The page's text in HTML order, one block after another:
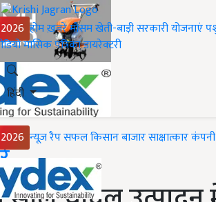
होमख़बरेंमौसमखेती-बाड़ीसरकारी योजनाएं
मासिक पत्रिकाडायरेक्टरी
हिंदी
न्यूज़ रैपसफल किसानबाजारसाक्षात्कार